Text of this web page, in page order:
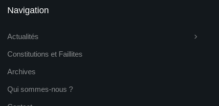
Navigation
Actualités
Constitutions et Faillites
Archives
Qui sommes-nous ?